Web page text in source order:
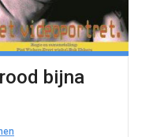
bijna